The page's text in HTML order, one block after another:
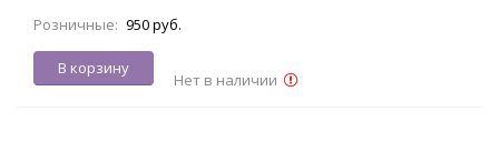
Розничные: 950 руб.
В корзину
Нет в наличии